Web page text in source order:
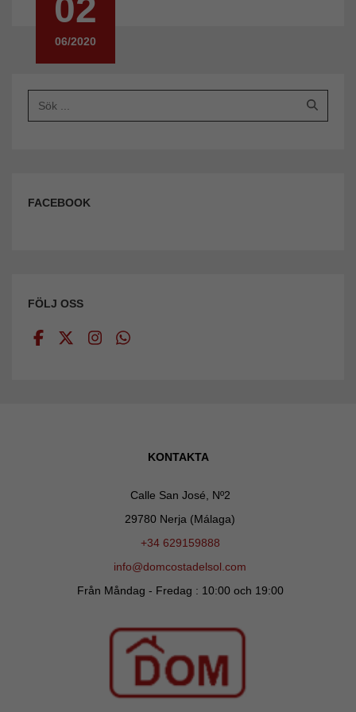
02
06/2020
FACEBOOK
FÖLJ OSS
KONTAKTA
Calle San José, Nº2
29780 Nerja (Málaga)
+34 629159888
info@domcostadelsol.com
Från Måndag - Fredag : 10:00 och 19:00